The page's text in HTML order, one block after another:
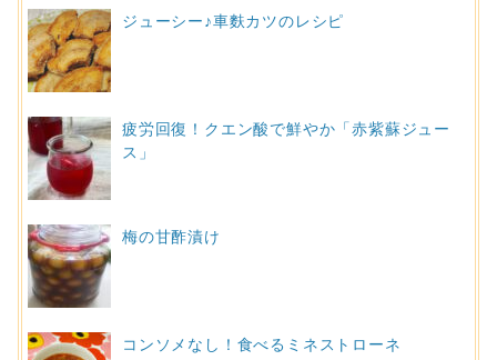
ジューシー♪車麩カツのレシピ
疲労回復！クエン酸で鮮やか「赤紫蘇ジュー
ス」
梅の甘酢漬け
コンソメなし！食べるミネストローネ